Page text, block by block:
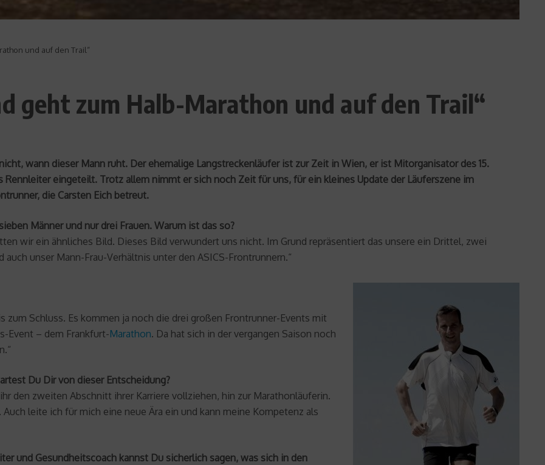
und auf den Trail“
geht zum Halb-Marathon und auf den Trail“
wann dieser Mann ruht. Der ehemalige Langstreckenläufer ist zur Zeit in Wien, er ist Mitorganisator des 15.
eingeteilt. Trotz allem nimmt er sich noch Zeit für uns, für ein kleines Update der Läuferszene im
die Carsten Eich betreut.
Männer und nur drei Frauen. Warum ist das so?
wir ein ähnliches Bild. Dieses Bild verwundert uns nicht. Im Grund repräsentiert das unsere ein Drittel, zwei
unser Mann-Frau-Verhältnis unter den ASICS-Frontrunnern.“
zum Schluss. Es kommen ja noch die drei großen Frontrunner-Events mit
Event – dem Frankfurt-Marathon. Da hat sich in der vergangen Saison noch
Du Dir von dieser Entscheidung?
den zweiten Abschnitt ihrer Karriere vollziehen, hin zur Marathonläuferin.
leite ich für mich eine neue Ära ein und kann meine Kompetenz als
und Gesundheitscoach kannst Du sicherlich sagen, was sich in den